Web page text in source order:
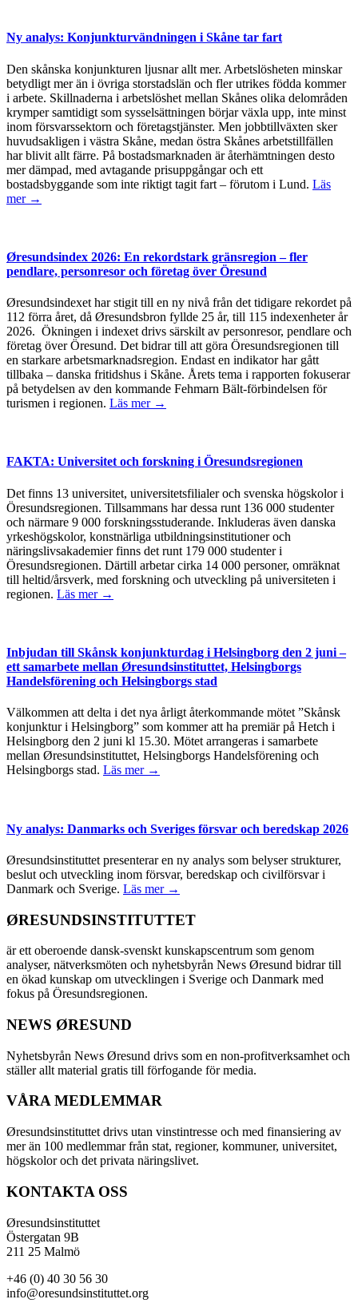
Ny analys: Konjunkturvändningen i Skåne tar fart
Den skånska konjunkturen ljusnar allt mer. Arbetslösheten minskar
betydligt mer än i övriga storstadslän och fler utrikes födda kommer
i arbete. Skillnaderna i arbetslöshet mellan Skånes olika delområden
krymper samtidigt som sysselsättningen börjar växla upp, inte minst
inom försvarssektorn och företagstjänster. Men jobbtillväxten sker
huvudsakligen i västra Skåne, medan östra Skånes arbetstillfällen
har blivit allt färre. På bostadsmarknaden är återhämtningen desto
mer dämpad, med avtagande prisuppgångar och ett
bostadsbyggande som inte riktigt tagit fart – förutom i Lund. Läs
mer →
Øresundsindex 2026: En rekordstark gränsregion – fler
pendlare, personresor och företag över Öresund
Øresundsindexet har stigit till en ny nivå från det tidigare rekordet på
112 förra året, då Øresundsbron fyllde 25 år, till 115 indexenheter år
2026. Ökningen i indexet drivs särskilt av personresor, pendlare och
företag över Öresund. Det bidrar till att göra Öresundsregionen till
en starkare arbetsmarknadsregion. Endast en indikator har gått
tillbaka – danska fritidshus i Skåne. Årets tema i rapporten fokuserar
på betydelsen av den kommande Fehmarn Bält-förbindelsen för
turismen i regionen. Läs mer →
FAKTA: Universitet och forskning i Öresundsregionen
Det finns 13 universitet, universitetsfilialer och svenska högskolor i
Öresundsregionen. Tillsammans har dessa runt 136 000 studenter
och närmare 9 000 forskningsstuderande. Inkluderas även danska
yrkeshögskolor, konstnärliga utbildningsinstitutioner och
näringslivsakademier finns det runt 179 000 studenter i
Öresundsregionen. Därtill arbetar cirka 14 000 personer, omräknat
till heltid/årsverk, med forskning och utveckling på universiteten i
regionen. Läs mer →
Inbjudan till Skånsk konjunkturdag i Helsingborg den 2 juni –
ett samarbete mellan Øresundsinstituttet, Helsingborgs
Handelsförening och Helsingborgs stad
Välkommen att delta i det nya årligt återkommande mötet ”Skånsk
konjunktur i Helsingborg” som kommer att ha premiär på Hetch i
Helsingborg den 2 juni kl 15.30. Mötet arrangeras i samarbete
mellan Øresundsinstituttet, Helsingborgs Handelsförening och
Helsingborgs stad. Läs mer →
Ny analys: Danmarks och Sveriges försvar och beredskap 2026
Øresundsinstituttet presenterar en ny analys som belyser strukturer,
beslut och utveckling inom försvar, beredskap och civilförsvar i
Danmark och Sverige. Läs mer →
ØRESUNDSINSTITUTTET
är ett oberoende dansk-svenskt kunskapscentrum som genom
analyser, nätverksmöten och nyhetsbyrån News Øresund bidrar till
en ökad kunskap om utvecklingen i Sverige och Danmark med
fokus på Öresundsregionen.
NEWS ØRESUND
Nyhetsbyrån News Øresund drivs som en non-profitverksamhet och
ställer allt material gratis till förfogande för media.
VÅRA MEDLEMMAR
Øresundsinstituttet drivs utan vinst­intresse och med finansiering av
mer än 100 medlemmar från stat, regioner, kommuner, universitet,
högskolor och det privata näringslivet.
KONTAKTA OSS
Øresundsinstituttet
Östergatan 9B
211 25 Malmö
+46 (0) 40 30 56 30
info@oresundsinstituttet.org